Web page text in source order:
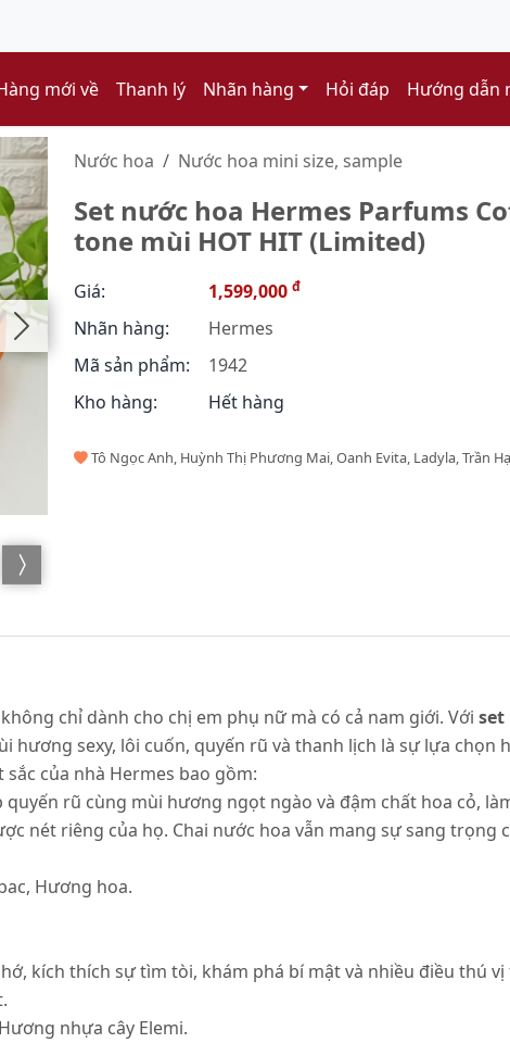
mới về Thanh lý Nhãn hàng Hỏi đáp Hướng dẫn
Nước hoa Nước hoa mini size, sample
Set nước hoa Hermes Parfums
tone mùi HOT HIT (Limited)
Giá: 1,599,000 đ
Nhãn hàng:
Hermes
Mã sản phẩm:
1942
Kho hàng:
Hết hàng
Tô Ngọc Anh, Huỳnh Thị Phương Mai, Oanh Evita, Ladyla, Trần
chỉ dành cho chị em phụ nữ mà có cả nam giới. Với set
hương sexy, lôi cuốn, quyến rũ và thanh lịch là sự lựa chọn
của nhà Hermes bao gồm:
quyến rũ cùng mùi hương ngọt ngào và đậm chất hoa cỏ,
nét riêng của họ. Chai nước hoa vẫn mang sự sang trọng
Hương hoa.
kích thích sự tìm tòi, khám phá bí mật và nhiều điều thú
nhựa cây Elemi.